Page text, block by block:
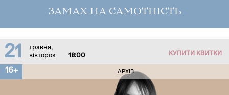
ЗАМАХ НА САМОТНІСТЬ
21
травня,
вівторок
18:00 КУПИТИ КВИТКИ
16+ АРХІВ